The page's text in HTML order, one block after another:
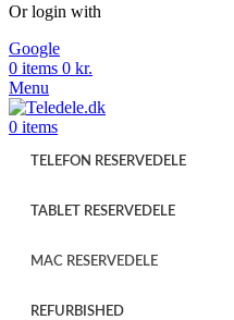
Or login with
Google
0 items 0 kr.
Menu
0 items
TELEFON RESERVEDELE
TABLET RESERVEDELE
MAC RESERVEDELE
REFURBISHED